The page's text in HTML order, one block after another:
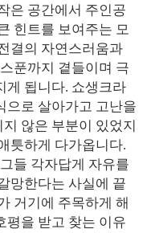
은 공간에서 주인공
힌트를 보여주는 모
결의 자연스러움과
푼까지 곁들이며 극
게 됩니다. 쇼생크라
으로 살아가고 고난을
않은 부분이 있었지
틋하게 다가옵니다.
들 각자답게 자유를
망한다는 사실에 끝
거기에 주목하게 해
평을 받고 찾는 이유